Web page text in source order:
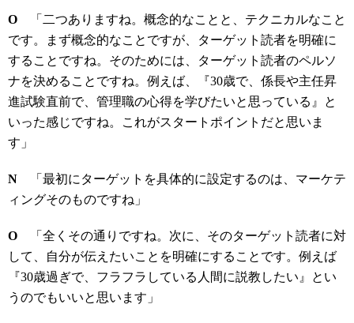
O
「二つありますね。概念的なことと、テクニカルなこと
です。まず概念的なことですが、ターゲット読者を明確に
することですね。そのためには、ターゲット読者のペルソ
ナを決めることですね。例えば、『30歳で、係長や主任昇
進試験直前で、管理職の心得を学びたいと思っている』と
いった感じですね。これがスタートポイントだと思いま
す」
N
「最初にターゲットを具体的に設定するのは、マーケテ
ィングそのものですね」
O
「全くその通りですね。次に、そのターゲット読者に対
して、自分が伝えたいことを明確にすることです。例えば
『30歳過ぎで、フラフラしている人間に説教したい』とい
うのでもいいと思います」